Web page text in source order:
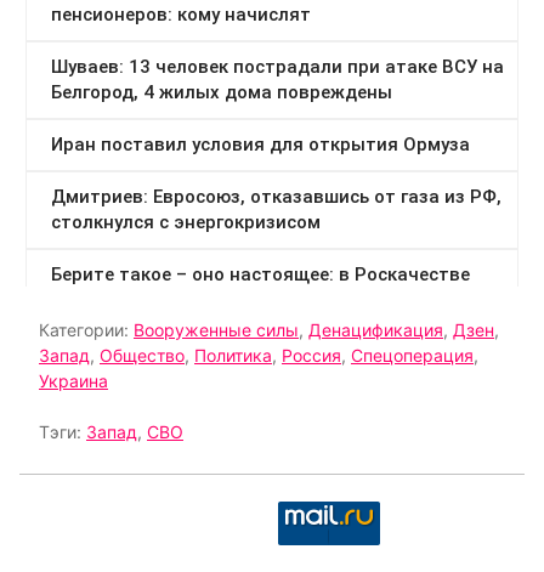
Категории: Вооруженные силы, Денацификация, Дзен,
Запад, Общество, Политика, Россия, Спецоперация,
Украина
Тэги: Запад, СВО